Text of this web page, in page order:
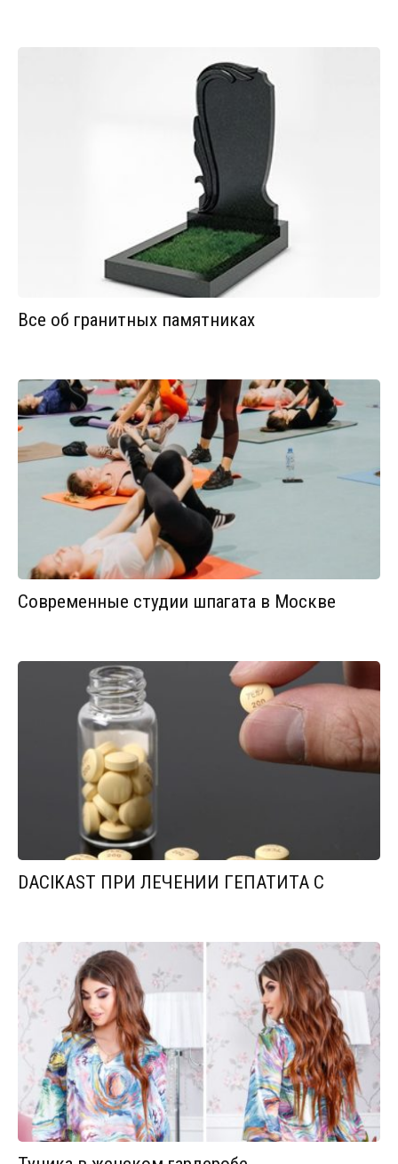
Все об гранитных памятниках
Современные студии шпагата в Москве
DACIKAST ПРИ ЛЕЧЕНИИ ГЕПАТИТА С